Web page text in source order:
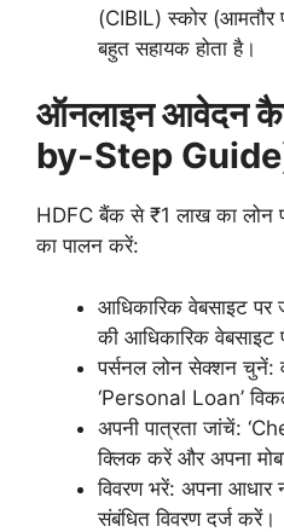
(CIBIL) स्कोर
बहुत सहायक होता है।
ऑनलाइन आवेदन
by-Step
HDFC बैंक से ₹1 लाख का लोन
का पालन करें:
आधिकारिक वेबसाइट
की आधिकारिक वेबसाइट
पर्सनल लोन सेक्शन चुनें:
‘Personal Loan’
अपनी पात्रता जांचें:
क्लिक करें और अपना
विवरण भरें: अपना
संबंधित विवरण दर्ज करें।